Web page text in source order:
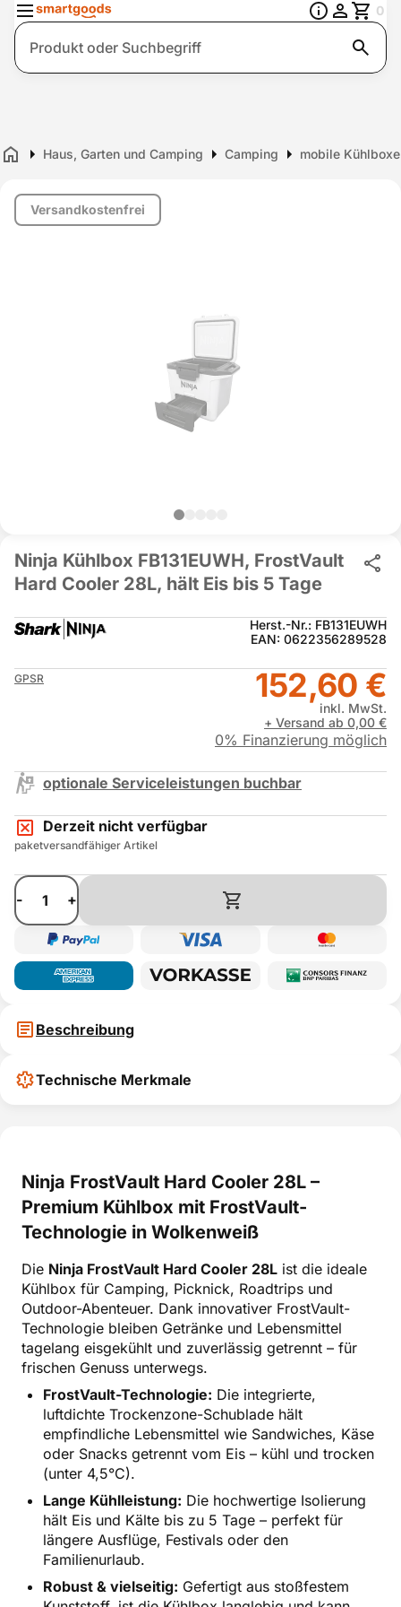
Suche
0
Home Haus, Garten und Camping Camping mobile
Versandkostenfrei
Ninja Kühlbox FB131EUWH, FrostVault
Hard Cooler 28L, hält Eis bis 5 Tage
Herst.-Nr.: FB131EUWH
EAN: 0622356289528
GPSR 152,60 €
inkl. MwSt.
+ Versand ab 0,00 €
0% Finanzierung möglich
optionale Serviceleistungen buchbar
Derzeit nicht verfügbar
paketversandfähiger Artikel
- +
Beschreibung
Technische Merkmale
Ninja FrostVault Hard Cooler 28L –
Premium Kühlbox mit FrostVault-
Technologie in Wolkenweiß
Die Ninja FrostVault Hard Cooler 28L ist die ideale
Kühlbox für Camping, Picknick, Roadtrips und
Outdoor-Abenteuer. Dank innovativer FrostVault-
Technologie bleiben Getränke und Lebensmittel
tagelang eisgekühlt und zuverlässig getrennt – für
frischen Genuss unterwegs.
FrostVault-Technologie: Die integrierte,
luftdichte Trockenzone-Schublade hält
empfindliche Lebensmittel wie Sandwiches, Käse
oder Snacks getrennt vom Eis – kühl und trocken
(unter 4,5°C).
Lange Kühlleistung: Die hochwertige Isolierung
hält Eis und Kälte bis zu 5 Tage – perfekt für
längere Ausflüge, Festivals oder den
Familienurlaub.
Robust & vielseitig: Gefertigt aus stoßfestem